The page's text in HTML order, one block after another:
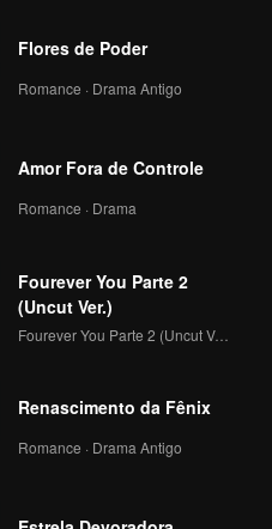
Flores de Poder
Romance · Drama Antigo
Amor Fora de Controle
Romance · Drama
Fourever You Parte 2
(Uncut Ver.)
Fourever You Parte 2 (Uncut Ver.)
Renascimento da Fênix
Romance · Drama Antigo